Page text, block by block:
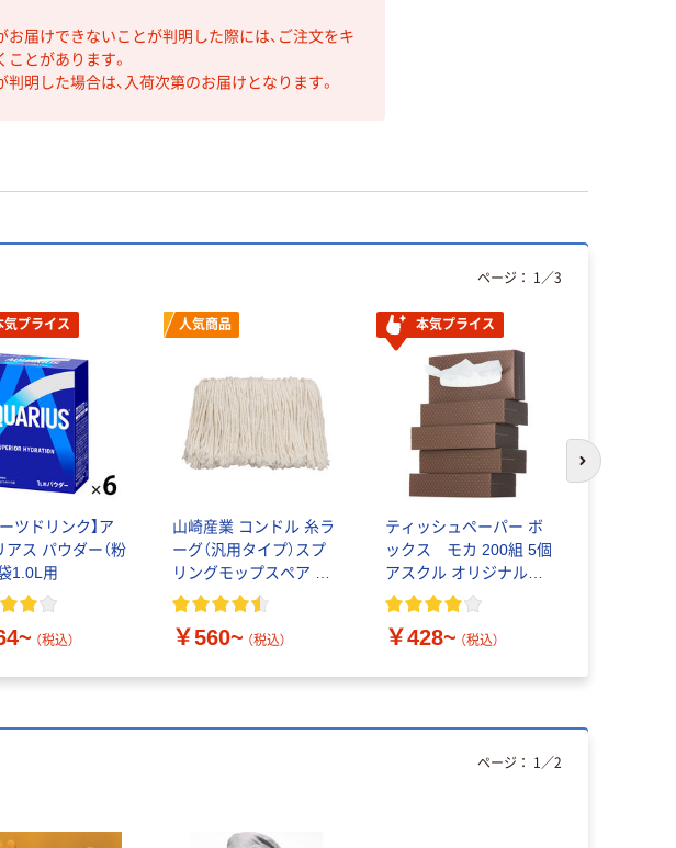
お届けできないことが判明した際には、ご注文をキ
とがあります。
明した場合は、入荷次第のお届けとなります。
気プライス
ーツドリンク】ア
アス パウダー（粉
1.0L用
（税込）
人気商品
山崎産業 コンドル 糸ラ
ーグ（汎用タイプ）スプ
リングモップスペア 水
拭きモップ替え糸
￥560~ （税込）
本気プライス
ティッシュペーパー ボ
ックス モカ 200組 5個
アスクル オリジナルテ
ィッシュ PEFC認証
￥428~ （税込）
ページ： 1 ／3
次のスライド
ページ： 1 ／2